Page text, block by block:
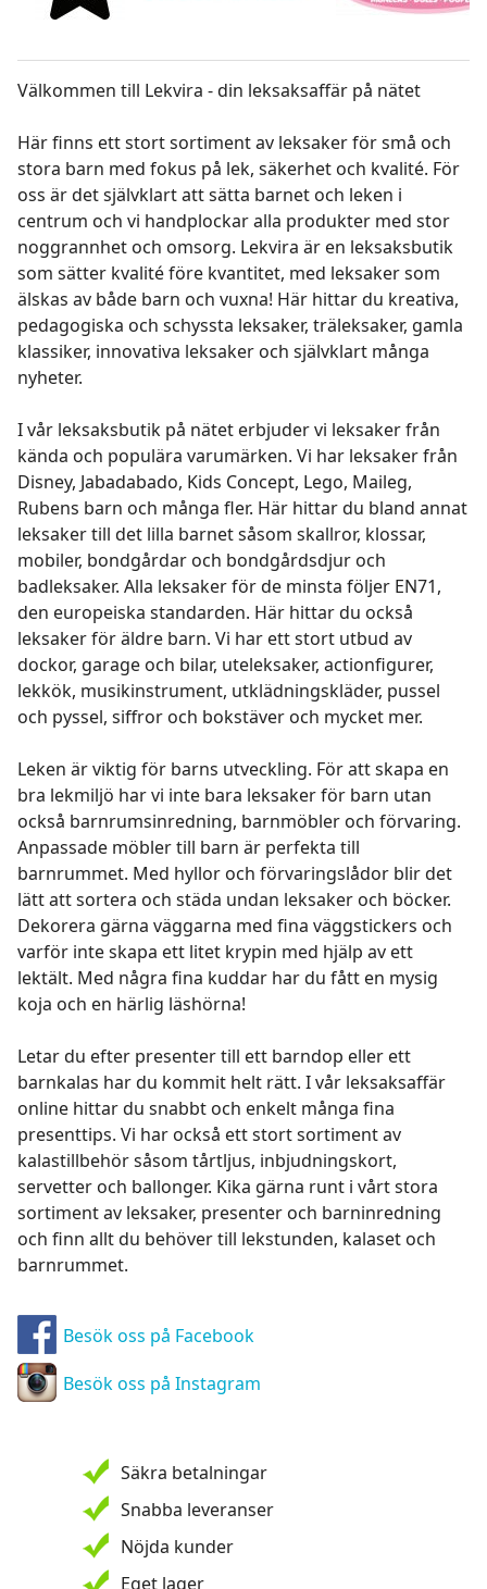
Välkommen till Lekvira - din leksaksaffär på nätet
Här finns ett stort sortiment av leksaker för små och
stora barn med fokus på lek, säkerhet och kvalité. För
oss är det självklart att sätta barnet och leken i
centrum och vi handplockar alla produkter med stor
noggrannhet och omsorg. Lekvira är en leksaksbutik
som sätter kvalité före kvantitet, med leksaker som
älskas av både barn och vuxna! Här hittar du kreativa,
pedagogiska och schyssta leksaker, träleksaker, gamla
klassiker, innovativa leksaker och självklart många
nyheter.
I vår leksaksbutik på nätet erbjuder vi leksaker från
kända och populära varumärken. Vi har leksaker från
Disney, Jabadabado, Kids Concept, Lego, Maileg,
Rubens barn och många fler. Här hittar du bland annat
leksaker till det lilla barnet såsom skallror, klossar,
mobiler, bondgårdar och bondgårdsdjur och
badleksaker. Alla leksaker för de minsta följer EN71,
den europeiska standarden. Här hittar du också
leksaker för äldre barn. Vi har ett stort utbud av
dockor, garage och bilar, uteleksaker, actionfigurer,
lekkök, musikinstrument, utklädningskläder, pussel
och pyssel, siffror och bokstäver och mycket mer.
Leken är viktig för barns utveckling. För att skapa en
bra lekmiljö har vi inte bara leksaker för barn utan
också barnrumsinredning, barnmöbler och förvaring.
Anpassade möbler till barn är perfekta till
barnrummet. Med hyllor och förvaringslådor blir det
lätt att sortera och städa undan leksaker och böcker.
Dekorera gärna väggarna med fina väggstickers och
varför inte skapa ett litet krypin med hjälp av ett
lektält. Med några fina kuddar har du fått en mysig
koja och en härlig läshörna!
Letar du efter presenter till ett barndop eller ett
barnkalas har du kommit helt rätt. I vår leksaksaffär
online hittar du snabbt och enkelt många fina
presenttips. Vi har också ett stort sortiment av
kalastillbehör såsom tårtljus, inbjudningskort,
servetter och ballonger. Kika gärna runt i vårt stora
sortiment av leksaker, presenter och barninredning
och finn allt du behöver till lekstunden, kalaset och
barnrummet.
Besök oss på Facebook
Besök oss på Instagram
Säkra betalningar
Snabba leveranser
Nöjda kunder
Eget lager